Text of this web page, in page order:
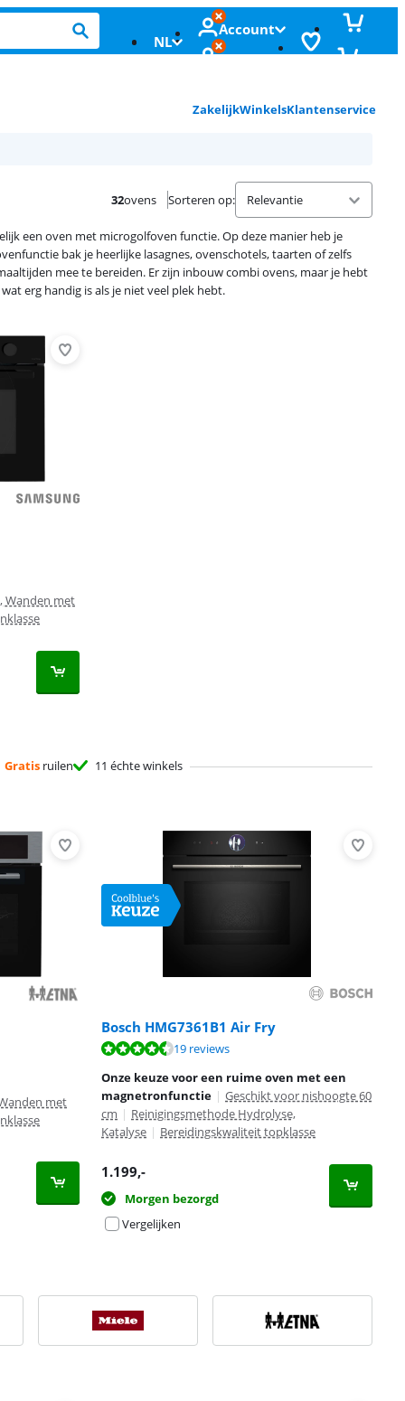
NL
Account
ZakelijkWinkelsKlantenservice
32ovens Sorteren op:
een oven met microgolfoven functie. Op deze manier heb je
bak je heerlijke lasagnes, ovenschotels, taarten of zelfs
mee te bereiden. Er zijn inbouw combi ovens, maar je hebt
erg handig is als je niet veel plek hebt.
Wanden met
Gratis ruilen 11 échte winkels
met
Bosch HMG7361B1 Air Fry
19 reviews
Onze keuze voor een ruime oven met een
magnetronfunctie | Geschikt voor nishoogte 60
cm | Reinigingsmethode Hydrolyse,
Katalyse | Bereidingskwaliteit topklasse
1.199,-
Morgen bezorgd
Vergelijken